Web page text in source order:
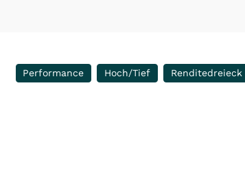
Performance Hoch/Tief Renditedreieck